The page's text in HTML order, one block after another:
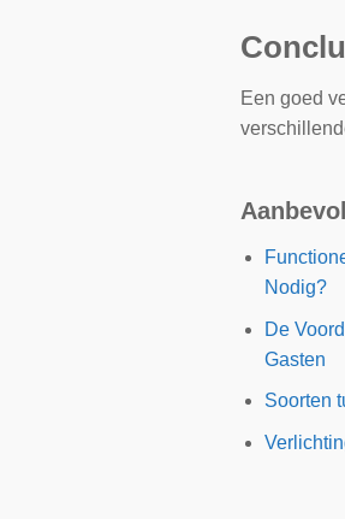
Een goed
Nodig?
De
Gasten
Soorten